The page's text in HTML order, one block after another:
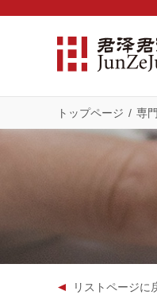
トップページ / 専
リストページに